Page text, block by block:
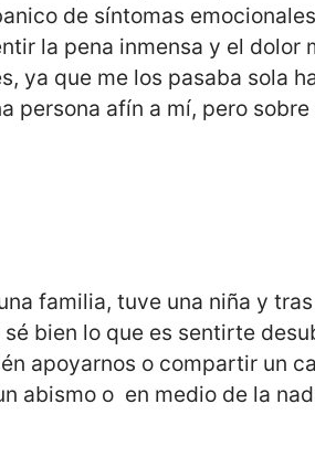
de síntomas
la pena inmensa y el dolor
ya que me los pasaba sola
persona afín a mí, pero
familia, tuve una niña y
bien lo que es sentirte
apoyarnos o compartir un
abismo o en medio de la